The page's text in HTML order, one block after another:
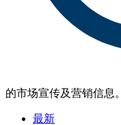
的市场宣传及营销信息。
最新